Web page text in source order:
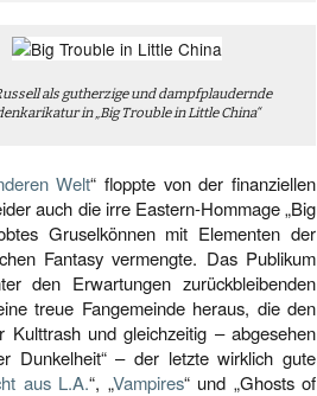
als gutherzige und dampfplaudernde
in „Big Trouble in Little China“
Welt“ floppte von der finanziellen
auch die irre Eastern-Hommage „Big
Gruselkönnen mit Elementen der
Fantasy vermengte. Das Publikum
den Erwartungen zurückbleibenden
treue Fangemeinde heraus, die den
und gleichzeitig – abgesehen
Dunkelheit“ – der letzte wirklich gute
aus L.A.“, „Vampires“ und „Ghosts of